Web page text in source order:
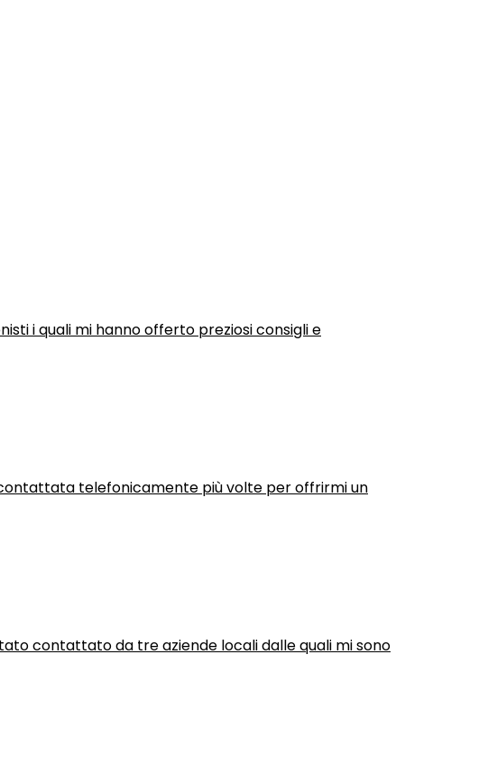
i quali mi hanno offerto preziosi consigli e
telefonicamente più volte per offrirmi un
contattato da tre aziende locali dalle quali mi sono